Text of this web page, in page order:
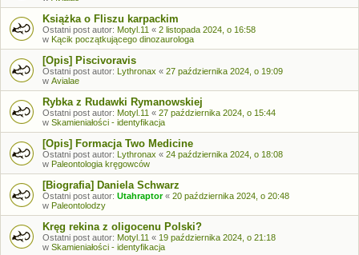
Książka o Fliszu karpackim
Ostatni post autor: Motyl.11 « 2 listopada 2024, o 16:58
w Kącik początkującego dinozaurologa
[Opis] Piscivoravis
Ostatni post autor: Lythronax « 27 października 2024, o 19:09
w Avialae
Rybka z Rudawki Rymanowskiej
Ostatni post autor: Motyl.11 « 27 października 2024, o 15:44
w Skamieniałości - identyfikacja
[Opis] Formacja Two Medicine
Ostatni post autor: Lythronax « 24 października 2024, o 18:08
w Paleontologia kręgowców
[Biografia] Daniela Schwarz
Ostatni post autor: Utahraptor« 20 października 2024, o 20:48
w Paleontolodzy
Kręg rekina z oligocenu Polski?
Ostatni post autor: Motyl.11 « 19 października 2024, o 21:18
w Skamieniałości - identyfikacja